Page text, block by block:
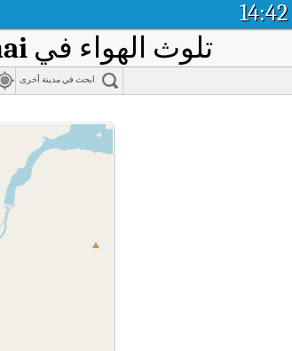
14:42
تلوث الهواء في
ابحث في مدينة أخرى